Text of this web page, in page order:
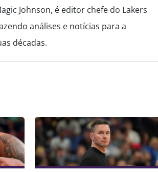
Johnson, é editor chefe do Lakers
análises e notícias para a
décadas.